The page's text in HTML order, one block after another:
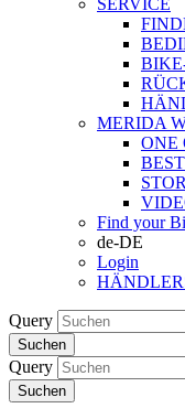
SERVICE
MERIDA
ONE
Find your
de-DE
Login
Query
Suchen
Query
Suchen